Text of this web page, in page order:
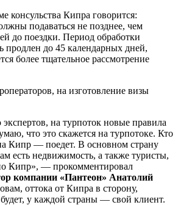
консульства Кипра говорится:
подаваться не позднее, чем
до поездки. Период обработки
продлен до 45 календарных дней,
более тщательное рассмотрение
на изготовление визы
на турпоток новые правила
что это скажется на турпотоке. Кто
Кипр — поедет. В основном страну
есть недвижимость, а также туристы,
Кипр», — прокомментировал
компании «Пантеон» Анатолий
оттока от Кипра в сторону,
у каждой страны — свой клиент.